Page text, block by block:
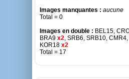
Images manquantes : aucune
Total = 0
Images en double : BEL15,
BRA9 x2, SRB6, SRB10,
KOR18 x2
Total = 17